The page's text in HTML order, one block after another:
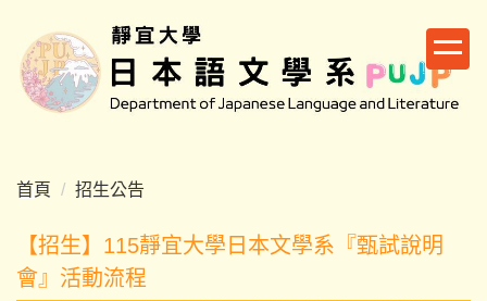
主
要
首頁
招生公告
【招生】115靜宜大學日本文學系『甄試說明
會』活動流程